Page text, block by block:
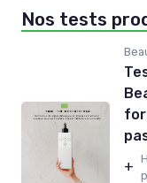
Nos tests
+